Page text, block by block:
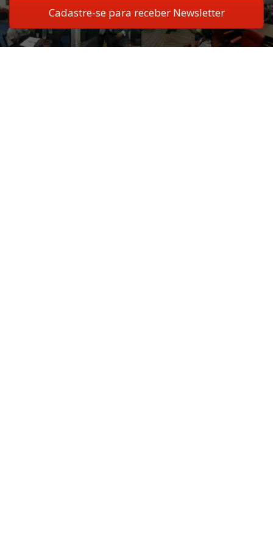
Cadastre-se para receber Newsletter